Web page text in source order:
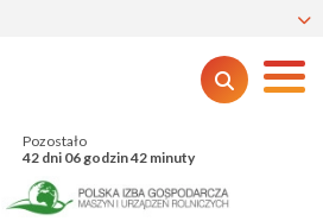
Pozostało
42 dni 06 godzin 42 minuty